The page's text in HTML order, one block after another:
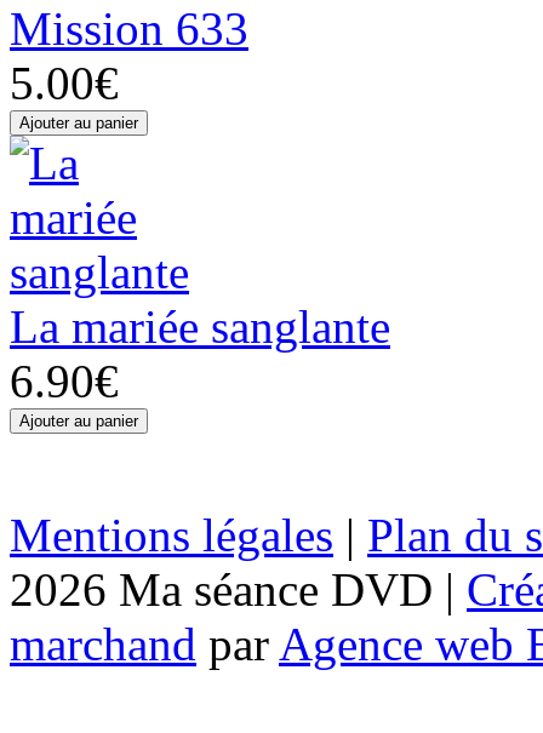
Mission 633
5.00€
La mariée sanglante
6.90€
Mentions légales | Plan du
2026 Ma séance DVD |
marchand par Agence web